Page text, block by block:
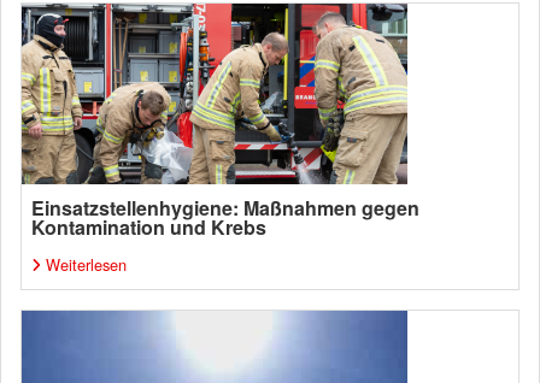
Einsatzstellenhygiene: Maßnahmen gegen
Kontamination und Krebs
Weiterlesen